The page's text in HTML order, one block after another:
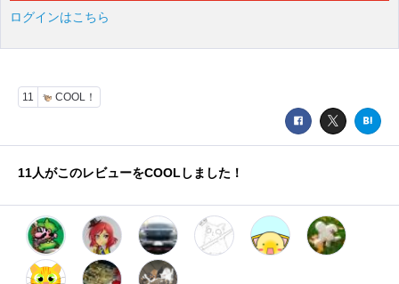
ログインはこちら
11 COOL！
11人がこのレビューをCOOLしました！